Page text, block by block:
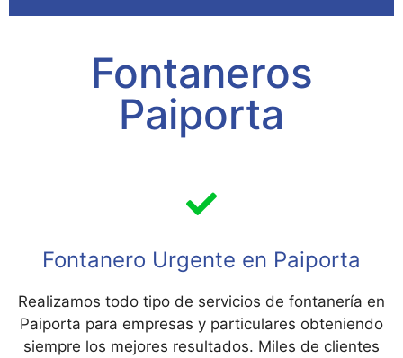
Fontaneros
Paiporta
Fontanero Urgente en Paiporta
Realizamos todo tipo de servicios de fontanería en
Paiporta para empresas y particulares obteniendo
siempre los mejores resultados. Miles de clientes